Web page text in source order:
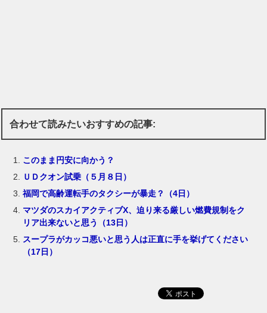
合わせて読みたいおすすめの記事:
このまま円安に向かう？
ＵＤクオン試乗（５月８日）
福岡で高齢運転手のタクシーが暴走？（4日）
マツダのスカイアクティブX、迫り来る厳しい燃費規制をク
リア出来ないと思う（13日）
スープラがカッコ悪いと思う人は正直に手を挙げてください
（17日）